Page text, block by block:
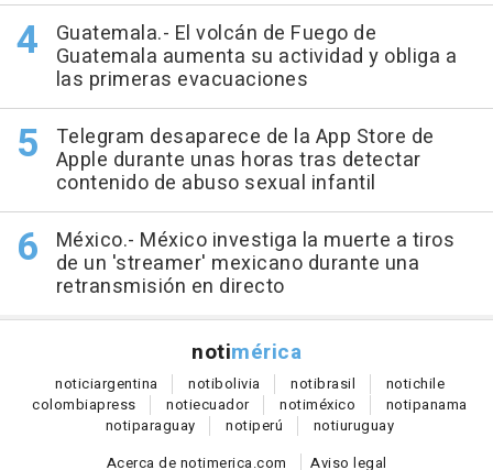
Guatemala.- El volcán de Fuego de
Guatemala aumenta su actividad y obliga a
las primeras evacuaciones
Telegram desaparece de la App Store de
Apple durante unas horas tras detectar
contenido de abuso sexual infantil
México.- México investiga la muerte a tiros
de un 'streamer' mexicano durante una
retransmisión en directo
notimérica
noticiargentina notibolivia notibrasil notichile
colombiapress notiecuador notiméxico notipanama
notiparaguay notiperú notiuruguay
Acerca de notimerica.com
Aviso legal